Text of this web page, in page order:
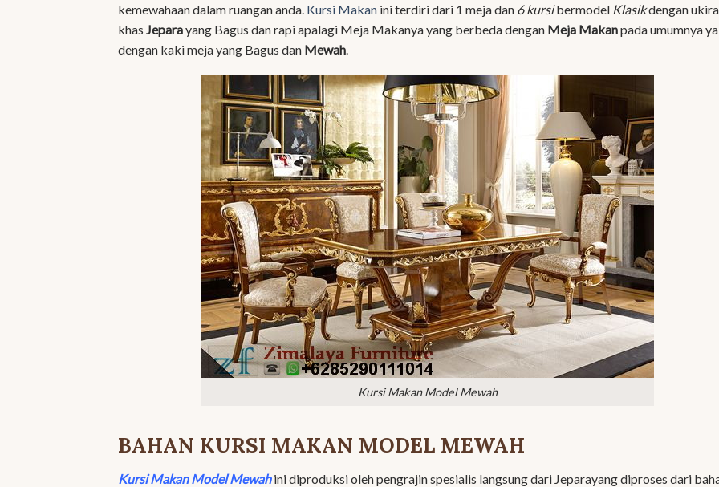
kemewahaan dalam ruangan anda. Kursi Makan ini terdiri dari 1 meja dan 6 kursibermodel Klasikdengan
khas Jeparayang Bagus dan rapi apalagi Meja Makanya yang berbeda dengan Meja Makanpada umumnya
dengan kaki meja yang Bagus dan Mewah
Kursi Makan Model Mewah
BAHAN KURSI MAKAN MODEL MEWAH
Kursi Makan Model Mewahini diproduksi oleh pengrajin spesialis langsung dari Jeparayang diproses dari